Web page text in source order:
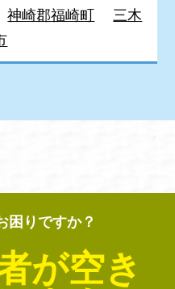
神崎郡福崎町
三木
困りですか？
が空き